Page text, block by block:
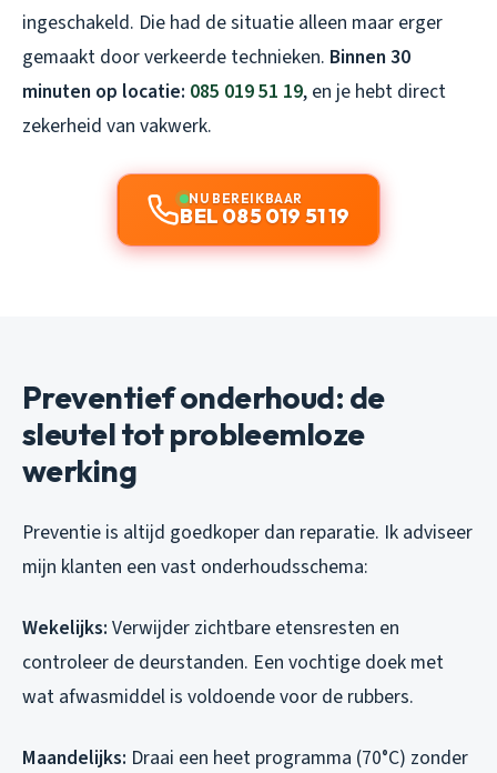
ingeschakeld. Die had de situatie alleen maar erger
gemaakt door verkeerde technieken. Binnen 30
minuten op locatie: 085 019 51 19, en je hebt direct
zekerheid van vakwerk.
NU BEREIKBAAR
BEL 085 019 51 19
Preventief onderhoud: de
sleutel tot probleemloze
werking
Preventie is altijd goedkoper dan reparatie. Ik adviseer
mijn klanten een vast onderhoudsschema:
Wekelijks: Verwijder zichtbare etensresten en
controleer de deurstanden. Een vochtige doek met
wat afwasmiddel is voldoende voor de rubbers.
Maandelijks: Draai een heet programma (70°C) zonder